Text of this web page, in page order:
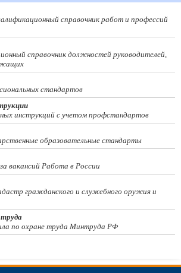
справочник работ и профессий
справочник должностей руководителей,
стандартов
инструкций с учетом профстандартов
образовательные стандарты
вакансий Работа в России
гражданского и служебного оружия и
по охране труда Минтруда РФ